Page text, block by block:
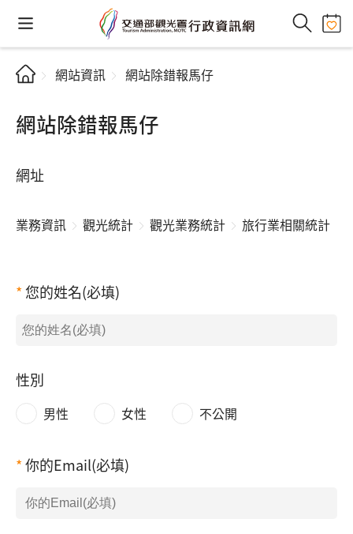
網站資訊 網站除錯報馬仔
網站除錯報馬仔
網址
業務資訊 觀光統計 觀光業務統計 旅行業相關統計
您的姓名(必填)
性別
男性 女性 不公開
你的Email(必填)